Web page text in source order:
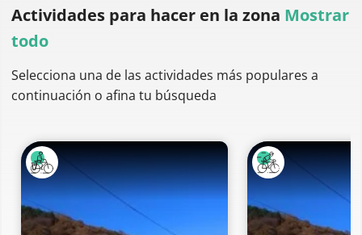
Actividades para hacer en la zona Mostrar
todo
Selecciona una de las actividades más populares a
continuación o afina tu búsqueda